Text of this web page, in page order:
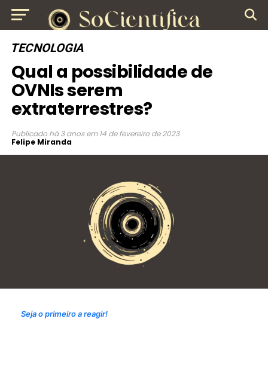
TECNOLOGIA
Qual a possibilidade de
OVNIs serem
extraterrestres?
Publicado há 3 anos em 14 de fevereiro de 2023
Felipe Miranda
Seja o primeiro a reagir!